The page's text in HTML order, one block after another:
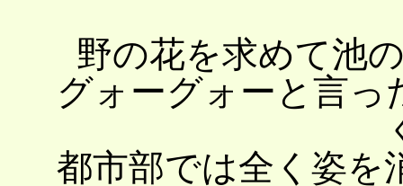
野の花を求めて池
グォーグォーと言
都市部では全く姿を